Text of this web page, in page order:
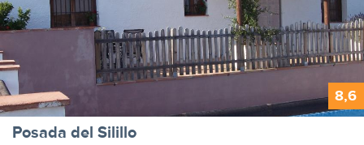
8,6
Posada del Silillo